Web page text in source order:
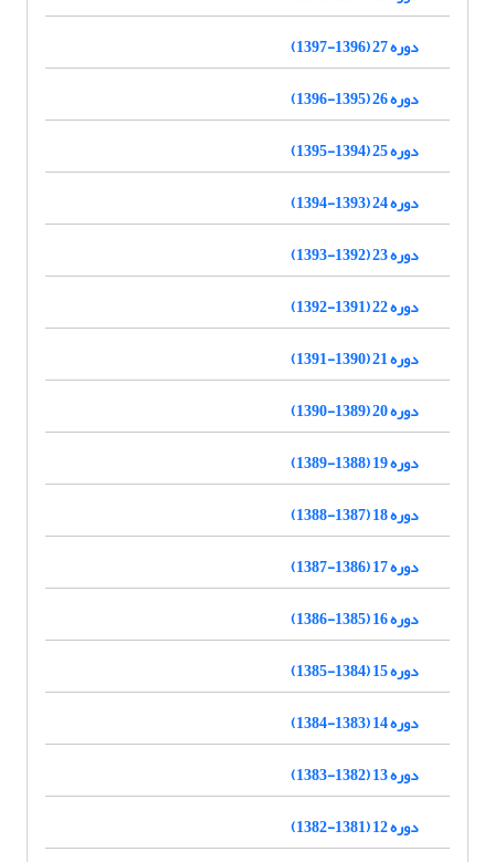
دوره 27 (1396-1397)
دوره 26 (1395-1396)
دوره 25 (1394-1395)
دوره 24 (1393-1394)
دوره 23 (1392-1393)
دوره 22 (1391-1392)
دوره 21 (1390-1391)
دوره 20 (1389-1390)
دوره 19 (1388-1389)
دوره 18 (1387-1388)
دوره 17 (1386-1387)
دوره 16 (1385-1386)
دوره 15 (1384-1385)
دوره 14 (1383-1384)
دوره 13 (1382-1383)
دوره 12 (1381-1382)